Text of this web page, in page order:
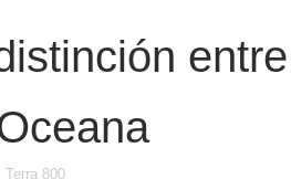
entre
Terra 800